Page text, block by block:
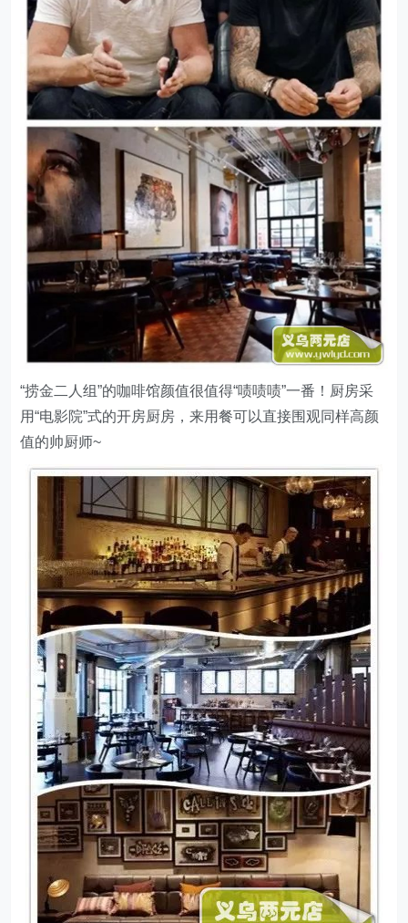
“捞金二人组”的咖啡馆颜值很值得“啧啧啧”一番！厨房采
用“电影院”式的开房厨房，来用餐可以直接围观同样高颜
值的帅厨师~